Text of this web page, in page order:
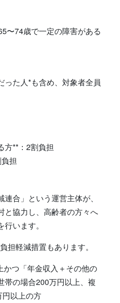
〜74歳で一定の障害がある
た人*も含め、対象者全員
方**：2割負担
担
合」という運営主体が、
と協力し、高齢者の方々へ
います。
担軽減措置もあります。
かつ「年金収入＋その他の
帯の場合200万円以上、複
以上の方